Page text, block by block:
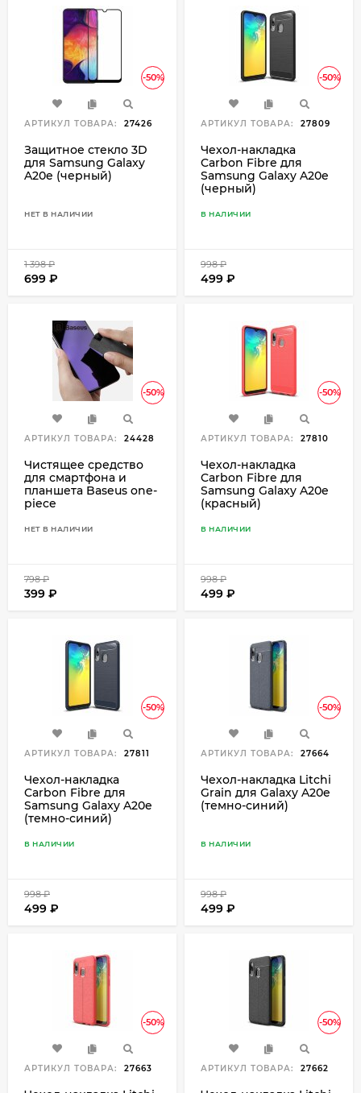
-50%
АРТИКУЛ ТОВАРА: 27426
Защитное стекло 3D
для Samsung Galaxy
A20e (черный)
НЕТ В НАЛИЧИИ
1 398₽
699 ₽
-50%
АРТИКУЛ ТОВАРА: 27809
Чехол-накладка
Carbon Fibre для
Samsung Galaxy A20e
(черный)
В НАЛИЧИИ
998₽
499 ₽
-50%
АРТИКУЛ ТОВАРА: 24428
Чистящее средство
для смартфона и
планшета Baseus one-
piece
НЕТ В НАЛИЧИИ
798₽
399 ₽
-50%
АРТИКУЛ ТОВАРА: 27810
Чехол-накладка
Carbon Fibre для
Samsung Galaxy A20e
(красный)
В НАЛИЧИИ
998₽
499 ₽
-50%
АРТИКУЛ ТОВАРА: 27811
Чехол-накладка
Carbon Fibre для
Samsung Galaxy A20e
(темно-синий)
В НАЛИЧИИ
998₽
499 ₽
-50%
АРТИКУЛ ТОВАРА: 27664
Чехол-накладка Litchi
Grain для Galaxy A20e
(темно-синий)
В НАЛИЧИИ
998₽
499 ₽
-50%
АРТИКУЛ ТОВАРА: 27663
-50%
АРТИКУЛ ТОВАРА: 27662